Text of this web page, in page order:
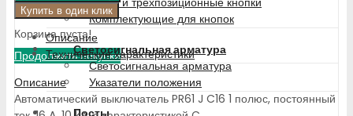
Корзина пуста!
Продолжить покупки
Комплектующие для кнопок
Светосигнальная арматура
Светосигнальная арматура
Указатели положения
Посты
Купить в один клик
Описание
Технические характеристики
Описание
Автоматический выключатель PR61 J C16 1 полюс, постоянный